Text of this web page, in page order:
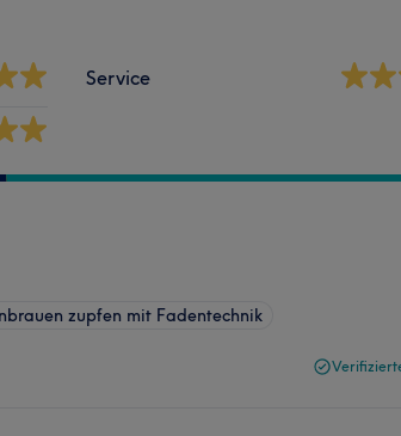
Service
zupfen mit Fadentechnik